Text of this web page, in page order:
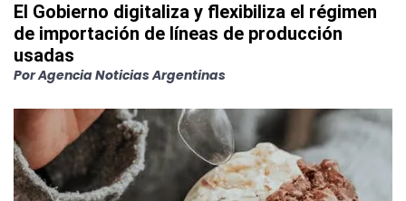
El Gobierno digitaliza y flexibiliza el régimen
de importación de líneas de producción
usadas
PorAgencia Noticias Argentinas